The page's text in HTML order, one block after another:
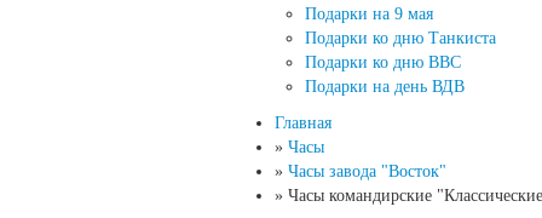
Подарки на 9 мая
Подарки ко дню Танкиста
Подарки ко дню ВВС
Подарки на день ВДВ
Главная
» Часы
» Часы завода "Восток"
» Часы командирские